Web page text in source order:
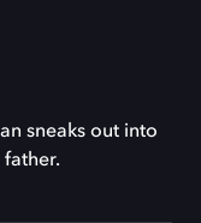
sneaks out into